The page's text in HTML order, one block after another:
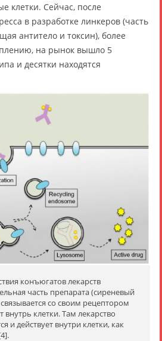
клетки. Сейчас, после
в разработке линкеров (часть
антитело и токсин), более
на рынок вышло 5
и десятки находятся
конъюгатов лекарств
часть препарата (сиреневый
со своим рецептором
внутрь клетки. Там лекарство
и действует внутри клетки, как